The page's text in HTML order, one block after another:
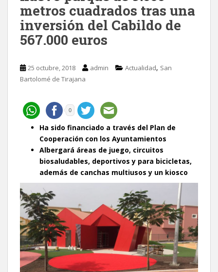
metros cuadrados tras una
inversión del Cabildo de
567.000 euros
25 octubre, 2018 admin Actualidad, San
Bartolomé de Tirajana
0
Ha sido financiado a través del Plan de
Cooperación con los Ayuntamientos
Albergará áreas de juego, circuitos
biosaludables, deportivos y para bicicletas,
además de canchas multiusos y un kiosco